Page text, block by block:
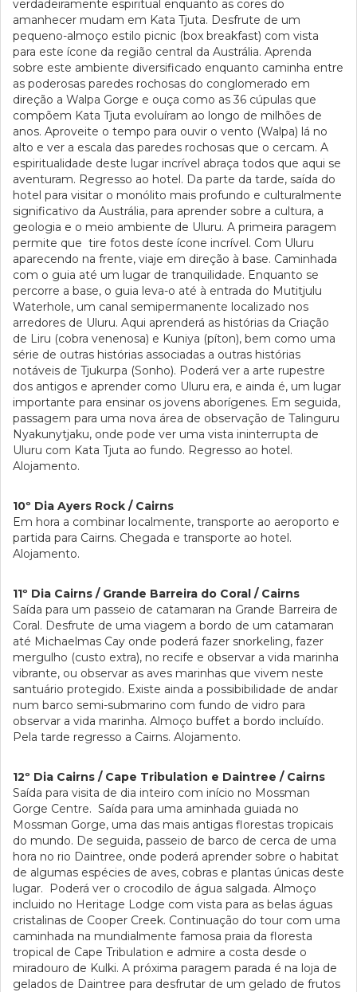
verdadeiramente espiritual enquanto as cores do
amanhecer mudam em Kata Tjuta. Desfrute de um
pequeno-almoço estilo picnic (box breakfast) com vista
para este ícone da região central da Austrália. Aprenda
sobre este ambiente diversificado enquanto caminha entre
as poderosas paredes rochosas do conglomerado em
direção a Walpa Gorge e ouça como as 36 cúpulas que
compõem Kata Tjuta evoluíram ao longo de milhões de
anos. Aproveite o tempo para ouvir o vento (Walpa) lá no
alto e ver a escala das paredes rochosas que o cercam. A
espiritualidade deste lugar incrível abraça todos que aqui se
aventuram. Regresso ao hotel. Da parte da tarde, saída do
hotel para visitar o monólito mais profundo e culturalmente
significativo da Austrália, para aprender sobre a cultura, a
geologia e o meio ambiente de Uluru. A primeira paragem
permite que tire fotos deste ícone incrível. Com Uluru
aparecendo na frente, viaje em direção à base. Caminhada
com o guia até um lugar de tranquilidade. Enquanto se
percorre a base, o guia leva-o até à entrada do Mutitjulu
Waterhole, um canal semipermanente localizado nos
arredores de Uluru. Aqui aprenderá as histórias da Criação
de Liru (cobra venenosa) e Kuniya (píton), bem como uma
série de outras histórias associadas a outras histórias
notáveis de Tjukurpa (Sonho). Poderá ver a arte rupestre
dos antigos e aprender como Uluru era, e ainda é, um lugar
importante para ensinar os jovens aborígenes. Em seguida,
passagem para uma nova área de observação de Talinguru
Nyakunytjaku, onde pode ver uma vista ininterrupta de
Uluru com Kata Tjuta ao fundo. Regresso ao hotel.
Alojamento.
10º Dia Ayers Rock / Cairns
Em hora a combinar localmente, transporte ao aeroporto e
partida para Cairns. Chegada e transporte ao hotel.
Alojamento.
11º Dia Cairns / Grande Barreira do Coral / Cairns
Saída para um passeio de catamaran na Grande Barreira de
Coral. Desfrute de uma viagem a bordo de um catamaran
até Michaelmas Cay onde poderá fazer snorkeling, fazer
mergulho (custo extra), no recife e observar a vida marinha
vibrante, ou observar as aves marinhas que vivem neste
santuário protegido. Existe ainda a possibibilidade de andar
num barco semi-submarino com fundo de vidro para
observar a vida marinha. Almoço buffet a bordo incluído.
Pela tarde regresso a Cairns. Alojamento.
12º Dia Cairns / Cape Tribulation e Daintree / Cairns
Saída para visita de dia inteiro com início no Mossman
Gorge Centre. Saída para uma aminhada guiada no
Mossman Gorge, uma das mais antigas florestas tropicais
do mundo. De seguida, passeio de barco de cerca de uma
hora no rio Daintree, onde poderá aprender sobre o habitat
de algumas espécies de aves, cobras e plantas únicas deste
lugar. Poderá ver o crocodilo de água salgada. Almoço
incluido no Heritage Lodge com vista para as belas águas
cristalinas de Cooper Creek. Continuação do tour com uma
caminhada na mundialmente famosa praia da floresta
tropical de Cape Tribulation e admire a costa desde o
miradouro de Kulki. A próxima paragem parada é na loja de
gelados de Daintree para desfrutar de um gelado de frutos